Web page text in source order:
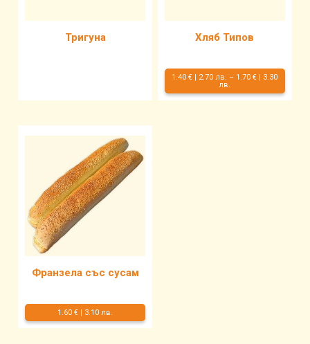
Тригуна Хляб Типов
1.40 € 2.70 лв. – 1.70 €
3.30
лв.
Франзела със сусам
1.60 € 3.10 лв.